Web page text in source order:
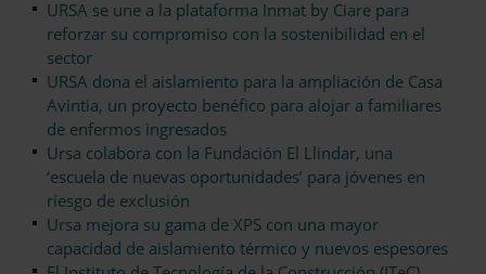
URSA se une a la plataforma Inmat by Ciare para
reforzar su compromiso con la sostenibilidad en el
sector
URSA dona el aislamiento para la ampliación de Casa
Avintia, un proyecto benéfico para alojar a familiares
de enfermos ingresados
Ursa colabora con la Fundación El Llindar, una
‘escuela de nuevas oportunidades’ para jóvenes en
riesgo de exclusión
Ursa mejora su gama de XPS con una mayor
capacidad de aislamiento térmico y nuevos espesores